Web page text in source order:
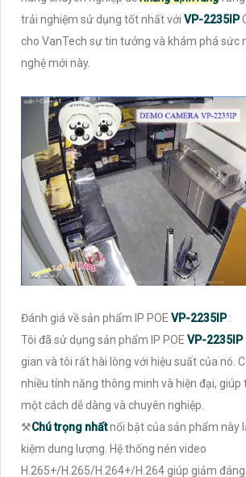
trải nghiệm sử dụng tốt nhất với VP-2235IP
cho VanTech sự tin tưởng và khám phá sức
nghệ mới này.
Đánh giá về sản phẩm IP POE VP-2235IP:
Tôi đã sử dụng sản phẩm IP POE VP-2235IP
gian và tôi rất hài lòng với hiệu suất của nó.
nhiều tính năng thông minh và hiện đại,
một cách dễ dàng và chuyên nghiệp.
⚒Chú trọng nhấtnổi bật của sản phẩm này
kiệm dung lượng. Hệ thống nén video
H.265+/H.265/H.264+/H.264 giúp giảm